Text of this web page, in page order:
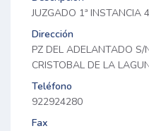
JUZGADO 1ª INSTANCIA 4
Dirección
PZ DEL ADELANTADO
CRISTOBAL DE LA
Teléfono
922924280
Fax